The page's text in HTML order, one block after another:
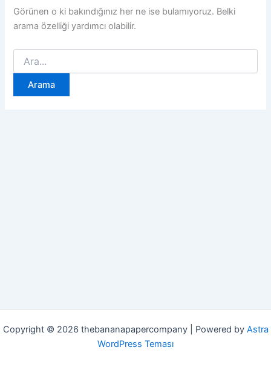
Görünen o ki bakındığınız her ne ise bulamıyoruz. Belki
arama özelliği yardımcı olabilir.
Search
for:
Copyright © 2026 thebananapapercompany | Powered by Astra
WordPress Teması